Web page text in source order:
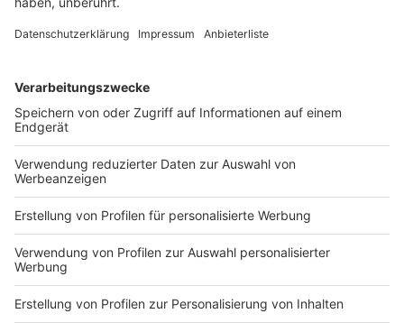
DEINE GEMERKTEN ARTIKEL
Du hast dir noch keine Artikel gemerkt
Markiere sie hierfür mit einem